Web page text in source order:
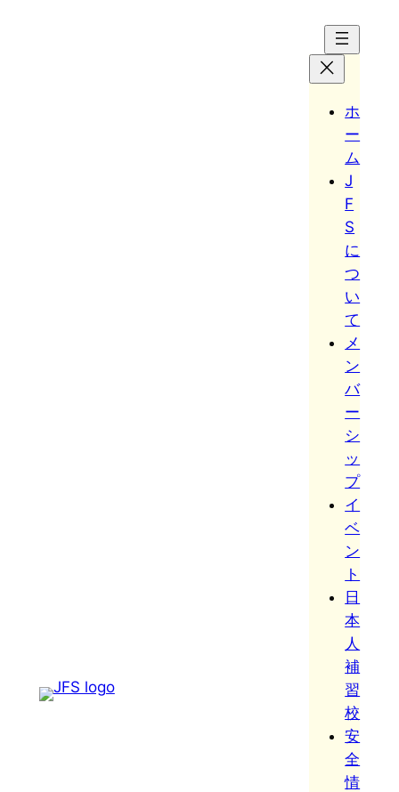
ホ
ー
ム
J
F
S
に
つ
い
て
メ
ン
バ
ー
シ
ッ
プ
イ
ベ
ン
ト
日
本
人
補
習
校
安
全
情